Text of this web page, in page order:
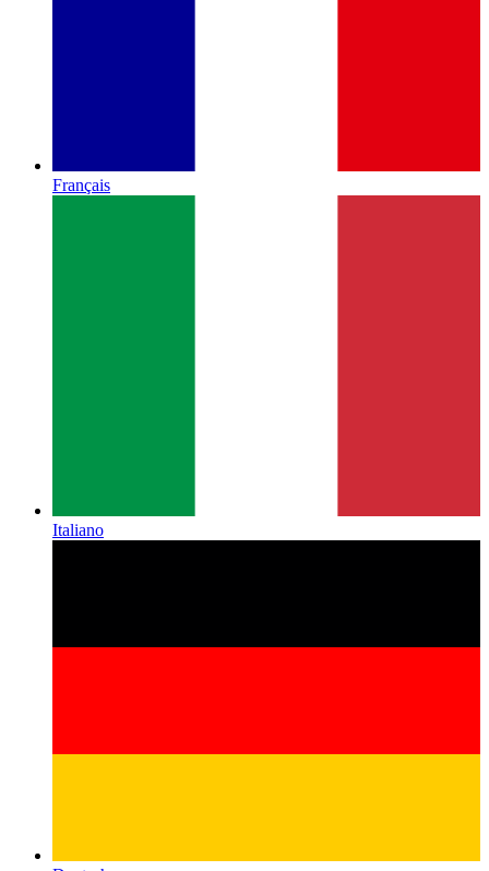
Français
Italiano